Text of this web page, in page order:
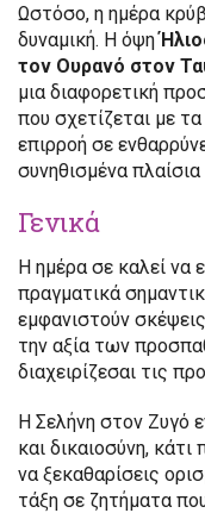
Ωστόσο, η ημέρα
δυναμική. Η όψη
τον Ουρανό στον
μια διαφορετική
που σχετίζεται με
επιρροή σε
συνηθισμένα
Γενικά
Η ημέρα σε καλεί να
πραγματικά
εμφανιστούν
την αξία των
διαχειρίζεσαι τις
Η Σελήνη στον Ζυγό
και δικαιοσύνη, κάτι
να ξεκαθαρίσεις
τάξη σε ζητήματα